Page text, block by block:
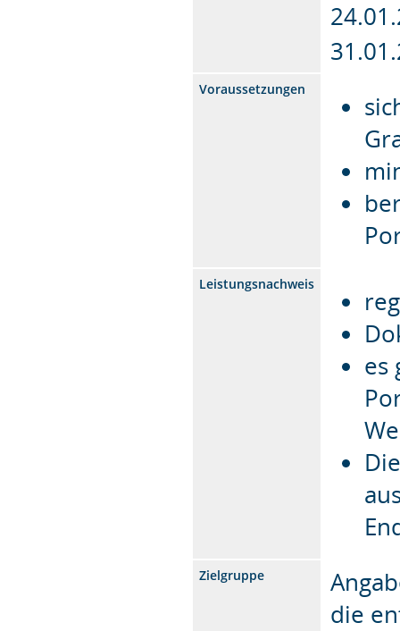
Voraussetzungen
Leistungsnachweis
es
Zielgruppe
die